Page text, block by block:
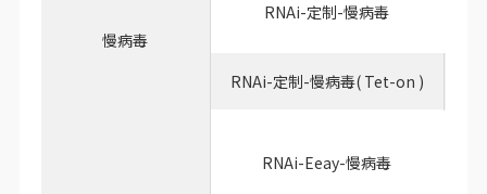
慢病毒
RNAi-定制-慢病毒
RNAi-定制-慢病毒( Tet-on )
RNAi-Eeay-慢病毒